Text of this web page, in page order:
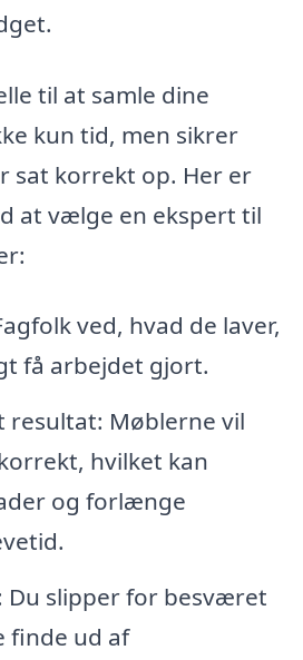
til at samle dine
kun tid, men sikrer
sat korrekt op. Her er
at vælge en ekspert til
ved, hvad de laver,
få arbejdet gjort.
resultat: Møblerne vil
hvilket kan
og forlænge
Du slipper for besværet
finde ud af